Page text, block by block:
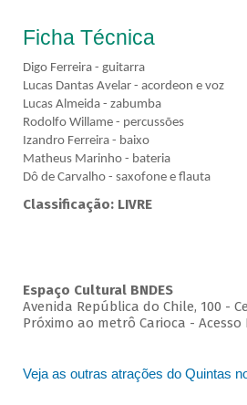
Ficha Técnica
Digo Ferreira - guitarra
Lucas Dantas Avelar - acordeon e voz
Lucas Almeida - zabumba
Rodolfo Willame - percussões
Izandro Ferreira - baixo
Matheus Marinho - bateria
Dô de Carvalho - saxofone e flauta
Classificação: LIVRE
Espaço Cultural BNDES
Avenida República do Chile, 100 -
Próximo ao metrô Carioca - Acesso
Veja as outras atrações do Quintas